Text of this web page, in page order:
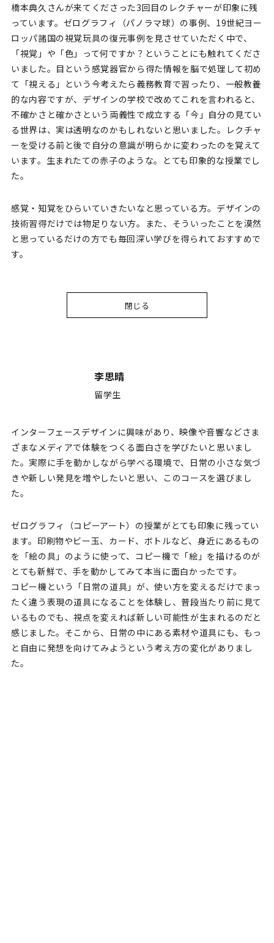
橋本典久さんが来てくださった3回目のレクチャーが印象に残
っています。ゼログラフィ（パノラマ球）の事例、19世紀ヨー
ロッパ諸国の視覚玩具の復元事例を見させていただく中で、
「視覚」や「色」って何ですか？ということにも触れてくださ
いました。目という感覚器官から得た情報を脳で処理して初め
て「視える」という今考えたら義務教育で習ったり、一般教養
的な内容ですが、デザインの学校で改めてこれを言われると、
不確かさと確かさという両義性で成立する「今」自分の見てい
る世界は、実は透明なのかもしれないと思いました。レクチャ
ーを受ける前と後で自分の意識が明らかに変わったのを覚えて
います。生まれたての赤子のような。とても印象的な授業でし
た。
感覚・知覚をひらいていきたいなと思っている方。デザインの
技術習得だけでは物足りない方。また、そういったことを漠然
と思っているだけの方でも毎回深い学びを得られておすすめで
す。
閉じる
李思晴
留学生
インターフェースデザインに興味があり、映像や音響などさま
ざまなメディアで体験をつくる面白さを学びたいと思いまし
た。実際に手を動かしながら学べる環境で、日常の小さな気づ
きや新しい発見を増やしたいと思い、このコースを選びまし
た。
ゼログラフィ（コピーアート）の授業がとても印象に残ってい
ます。印刷物やビー玉、カード、ボトルなど、身近にあるもの
を「絵の具」のように使って、コピー機で「絵」を描けるのが
とても新鮮で、手を動かしてみて本当に面白かったです。
コピー機という「日常の道具」が、使い方を変えるだけでまっ
たく違う表現の道具になることを体験し、普段当たり前に見て
いるものでも、視点を変えれば新しい可能性が生まれるのだと
感じました。そこから、日常の中にある素材や道具にも、もっ
と自由に発想を向けてみようという考え方の変化がありまし
た。